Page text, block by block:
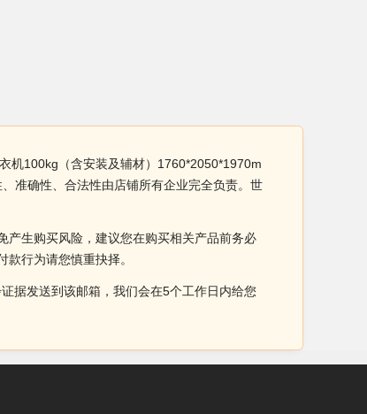
机100kg（含安装及辅材）1760*2050*1970m
准确性、合法性由店铺所有企业完全负责。世
产生购买风险，建议您在购买相关产品前务必
行为请您慎重抉择。
据发送到该邮箱，我们会在5个工作日内给您